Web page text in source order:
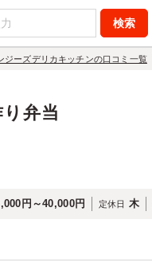
ジーズデリカキッチンの口コミ一覧
弁当
円～40,000円 定休日 木